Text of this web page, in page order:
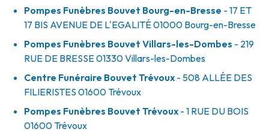
Pompes Funèbres Bouvet Bourg-en-Bresse - 17 ET
17 BIS AVENUE DE L'EGALITÉ01000 Bourg-en-Bresse
Pompes Funèbres Bouvet Villars-les-Dombes - 219
RUE DE BRESSE01330Villars-les-Dombes
Centre Funéraire Bouvet Trévoux - 508 ALLÉE DES
FILIERISTES 01600 Trévoux
Pompes Funèbres Bouvet Trévoux - 1 RUE DU BOIS
01600 Trévoux